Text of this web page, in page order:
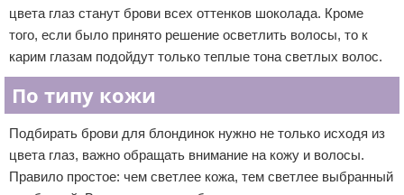
цвета глаз станут брови всех оттенков шоколада. Кроме
того, если было принято решение осветлить волосы, то к
карим глазам подойдут только теплые тона светлых волос.
По типу кожи
Подбирать брови для блондинок нужно не только исходя из
цвета глаз, важно обращать внимание на кожу и волосы.
Правило простое: чем светлее кожа, тем светлее выбранный